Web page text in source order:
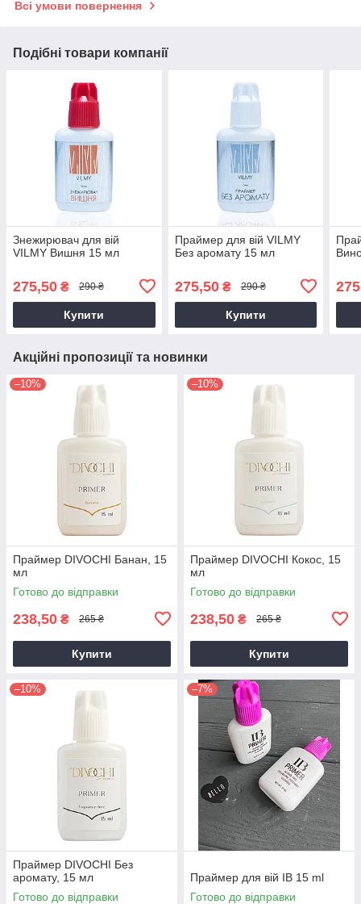
Всі умови повернення
Подібні товари компанії
Знежирювач для вій
VILMY Вишня 15 мл
275,50 ₴ 290 ₴
Купити
Праймер для вій VILMY
Без аромату 15 мл
275,50₴ 290 ₴
Купити
Акційні пропозиції та новинки
–10%
Праймер DIVOCHI Банан, 15
мл
Готово до відправки
238,50 ₴ 265 ₴
Купити
–10%
Праймер DIVOCHI Кокос, 15
мл
Готово до відправки
238,50 ₴ 265 ₴
Купити
–10%
Праймер DIVOCHI Без
аромату, 15 мл
Готово до відправки
–7%
Праймер для вій IB 15 ml
Готово до відправки